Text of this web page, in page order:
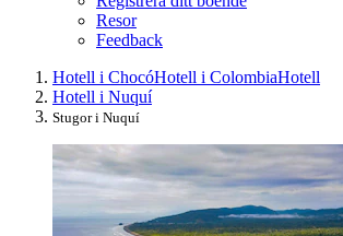
Resor
Feedback
Hotell i ChocóHotell i ColombiaHotell
Hotell i Nuquí
Stugor i Nuquí